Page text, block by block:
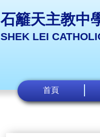
石籬天主教中
SHEK LEI
首頁